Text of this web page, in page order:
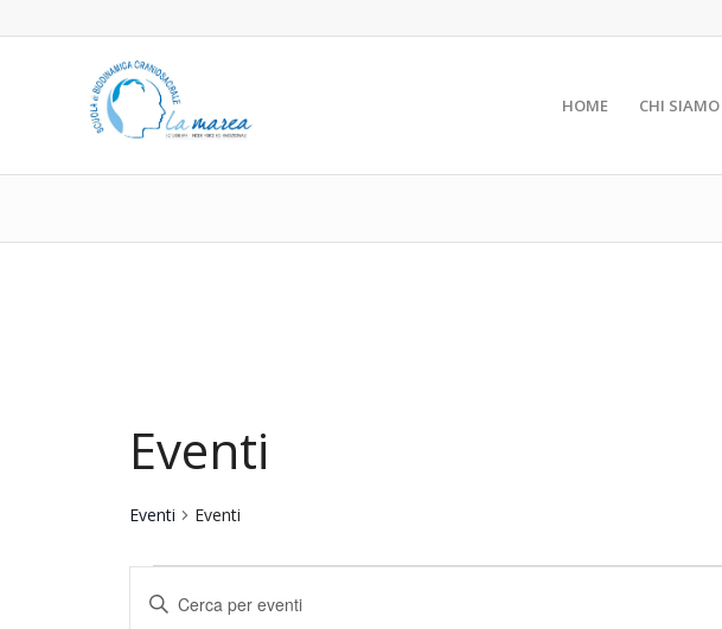
HOME CHI SIAMO
Eventi
Eventi Eventi
Eventi
Eventi
Ricerca
Inserisci